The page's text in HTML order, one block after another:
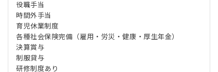
役職手当
時間外手当
育児休業制度
各種社会保険完備（雇用・労災・健康・厚生年金）
決算賞与
制服貸与
研修制度あり